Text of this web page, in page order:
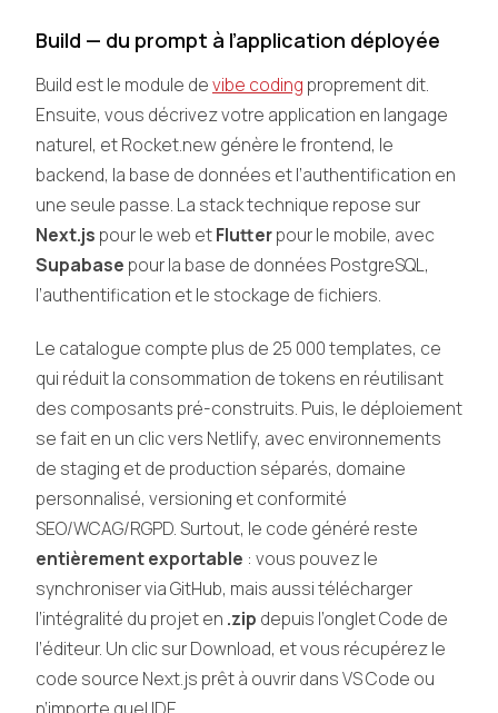
Build — du prompt à l’application déployée
Build est le module devibe coding proprement dit.
Ensuite, vous décrivez votre application en langage
naturel, et Rocket.new génère le frontend, le
backend, la base de données et l’authentification en
une seule passe. La stack technique repose sur
Next.js pour le web etFlutterpour le mobile, avec
Supabase pour la base de données PostgreSQL,
l’authentification et le stockage de fichiers.
Le catalogue compte plus de 25 000 templates, ce
qui réduit la consommation de tokens en réutilisant
des composants pré-construits. Puis, le déploiement
se fait en un clic vers Netlify, avec environnements
de staging et de production séparés, domaine
personnalisé, versioning et conformité
SEO/WCAG/RGPD. Surtout, le code généré reste
entièrement exportable : vous pouvez le
synchroniser via GitHub, mais aussi télécharger
l’intégralité du projet en .zip depuis l’onglet Code de
l’éditeur. Un clic sur Download, et vous récupérez le
code source Next.js prêt à ouvrir dans VS Code ou